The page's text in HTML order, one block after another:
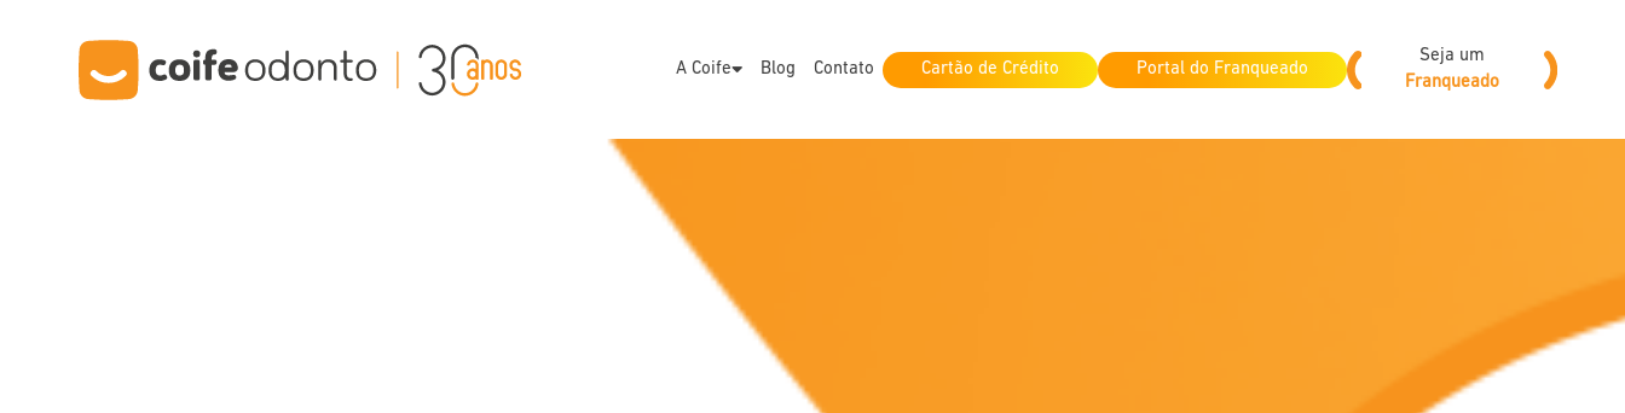
A Coife Blog Contato Cartão de Crédito Portal do Franqueado
Seja um
Franqueado